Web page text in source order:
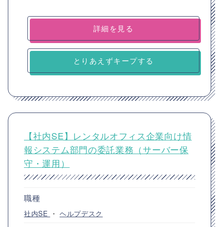
詳細を見る
とりあえずキープする
【社内SE】レンタルオフィス企業向け情
報システム部門の委託業務（サーバー保
守・運用）
職種
社内SE ・ ヘルプデスク